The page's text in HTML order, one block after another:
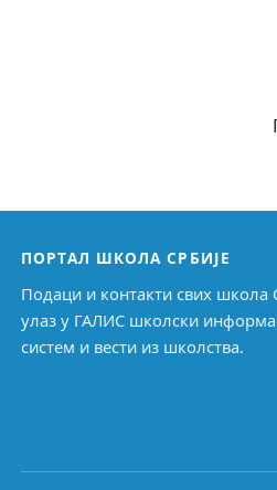
ПОРТАЛ ШКОЛА СРБИЈЕ
Подаци и контакти свих школа
улаз у ГАЛИС школски
систем и вести из школства.